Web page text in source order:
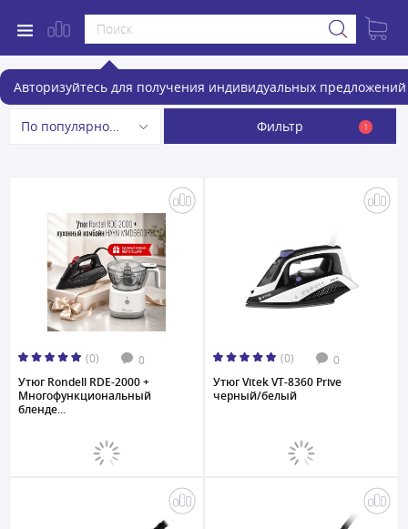
Авторизуйтесь для получения индивидуальных предложений
Утюги
По популярности Фильтр 1
(0) 0
Утюг Rondell RDE-2000 +
Многофункциональный
бленде...
(0) 0
Утюг Vitek VT-8360 Prive
черный/белый